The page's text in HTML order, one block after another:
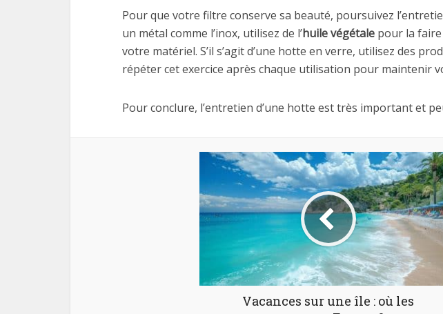
Pour que votre filtre conserve sa beauté, poursuivez
un métal comme l’inox, utilisez de l’huile végétale pour la faire
votre matériel. S’il s’agit d’une hotte en verre, utilisez des
répéter cet exercice après chaque utilisation pour maintenir
Pour conclure, l’entretien d’une hotte est très important et
Vacances sur une île : où les